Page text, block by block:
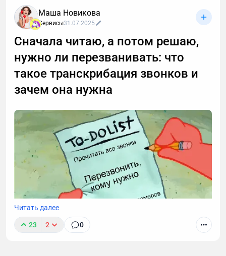
Маша Новикова
Сервисы31.07.2025
Сначала читаю, а потом решаю,
нужно ли перезванивать: что
такое транскрибация звонков и
зачем она нужна
Читать далее
23 2 0